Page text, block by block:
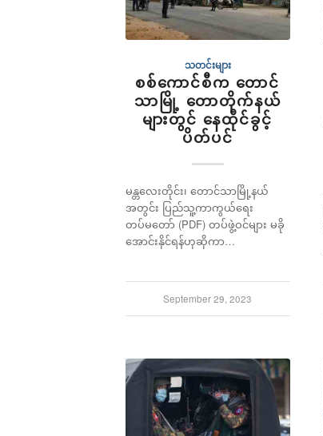
သတင်းများ
စစ်ကောင်စီက တောင်
သာမြို့ တောတိုက်နယ်
များတွင် နေထိုင်ခွင့်
ပိတ်ပင်
မန္တလေးတိုင်း၊ တောင်သာမြို့နယ်
အတွင်း ပြည်သူ့ကာကွယ်ရေး
တပ်မတော် (PDF) တပ်ဖွဲ့ဝင်များ မခို
အောင်းနိုင်ရန်ဟုဆိုကာ…
September 29, 2023